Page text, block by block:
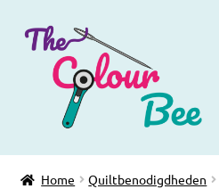
Ga
door
navigatie
Ga
direct
inhoud
Home
Home Quiltbenodigdheden